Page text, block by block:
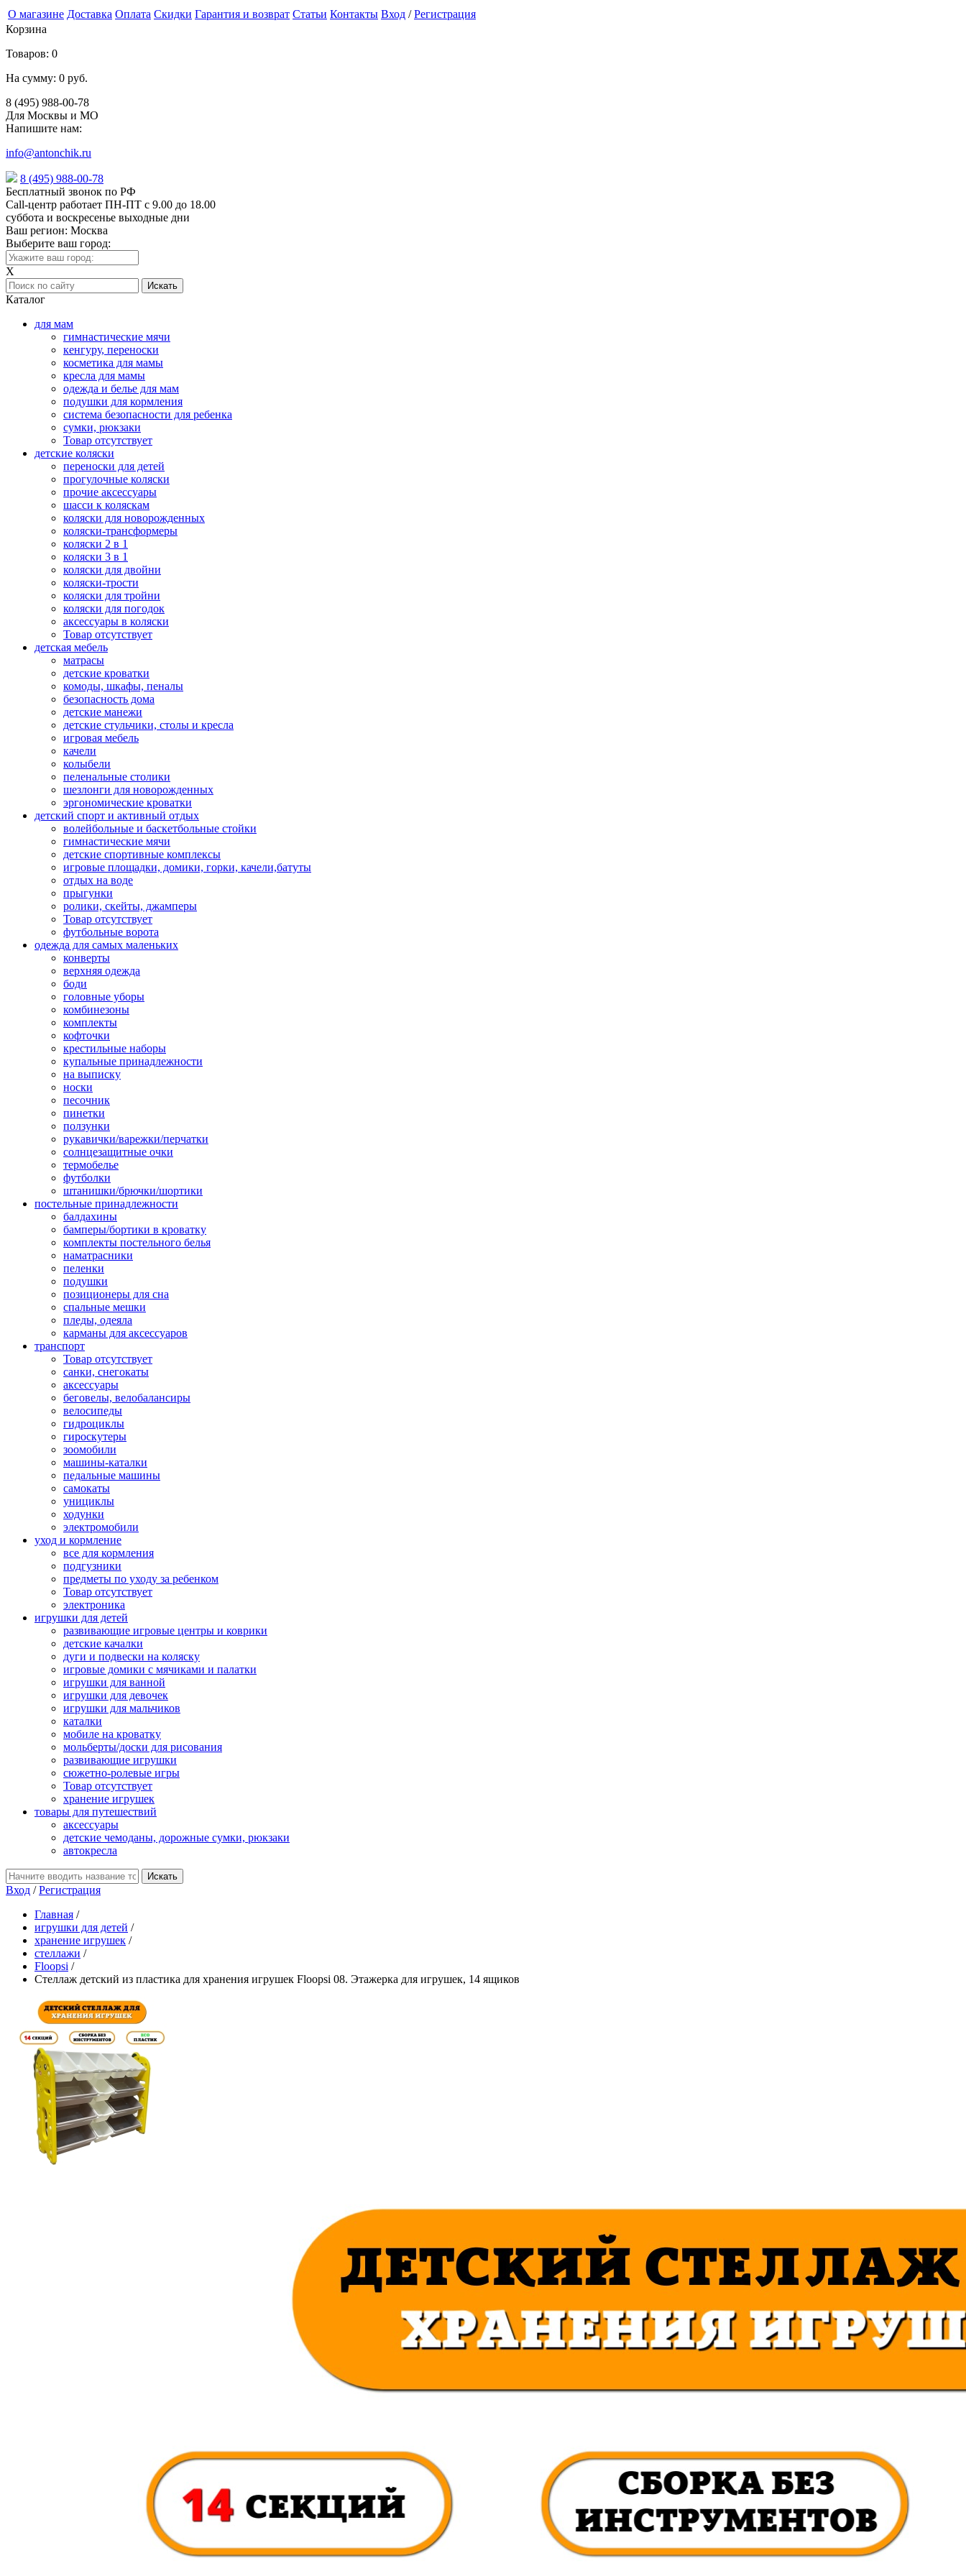
О магазине Доставка Оплата Скидки Гарантия и возврат Статьи Контакты Вход /Регистрация
Корзина
Товаров: 0
На сумму: 0 руб.
8 (495) 988-00-78
Для Москвы и МО
Напишите нам:
info@antonchik.ru
8 (495) 988-00-78
Бесплатный звонок по РФ
Call-центр работает ПН-ПТ с 9.00 до 18.00
суббота и воскресенье выходные дни
Ваш регион: Москва
Выберите ваш город:
X
Каталог
для мам
гимнастические мячи
кенгуру, переноски
косметика для мамы
кресла для мамы
одежда и белье для мам
подушки для кормления
система безопасности для ребенка
сумки, рюкзаки
Товар отсутствует
детские коляски
переноски для детей
прогулочные коляски
прочие аксессуары
шасси к коляскам
коляски для новорожденных
коляски-трансформеры
коляски 2 в 1
коляски 3 в 1
коляски для двойни
коляски-трости
коляски для тройни
коляски для погодок
аксессуары в коляски
Товар отсутствует
детская мебель
матрасы
детские кроватки
комоды, шкафы, пеналы
безопасность дома
детские манежи
детские стульчики, столы и кресла
игровая мебель
качели
колыбели
пеленальные столики
шезлонги для новорожденных
эргономические кроватки
детский спорт и активный отдых
волейбольные и баскетбольные стойки
гимнастические мячи
детские спортивные комплексы
игровые площадки, домики, горки, качели,батуты
отдых на воде
прыгунки
ролики, скейты, джамперы
Товар отсутствует
футбольные ворота
одежда для самых маленьких
конверты
верхняя одежда
боди
головные уборы
комбинезоны
комплекты
кофточки
крестильные наборы
купальные принадлежности
на выписку
носки
песочник
пинетки
ползунки
рукавички/варежки/перчатки
солнцезащитные очки
термобелье
футболки
штанишки/брючки/шортики
постельные принадлежности
балдахины
бамперы/бортики в кроватку
комплекты постельного белья
наматрасники
пеленки
подушки
позиционеры для сна
спальные мешки
пледы, одеяла
карманы для аксеcсуаров
транспорт
Товар отсутствует
санки, снегокаты
аксессуары
беговелы, велобалансиры
велосипеды
гидроциклы
гироскутеры
зоомобили
машины-каталки
педальные машины
самокаты
унициклы
ходунки
электромобили
уход и кормление
все для кормления
подгузники
предметы по уходу за ребенком
Товар отсутствует
электроника
игрушки для детей
развивающие игровые центры и коврики
детские качалки
дуги и подвески на коляску
игровые домики с мячиками и палатки
игрушки для ванной
игрушки для девочек
игрушки для мальчиков
каталки
мобиле на кроватку
мольберты/доски для рисования
развивающие игрушки
сюжетно-ролевые игры
Товар отсутствует
хранение игрушек
товары для путешествий
аксессуары
детские чемоданы, дорожные сумки, рюкзаки
автокресла
Вход /Регистрация
Главная /
игрушки для детей /
хранение игрушек /
стеллажи /
Floopsi /
Стеллаж детский из пластика для хранения игрушек Floopsi 08. Этажерка для игрушек, 14 ящиков